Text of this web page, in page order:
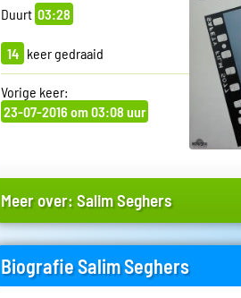
Duurt 03:28
14 keer gedraaid
Vorige keer:
23-07-2016 om 03:08 uur
Meer over:Salim Seghers
Biografie Salim Seghers